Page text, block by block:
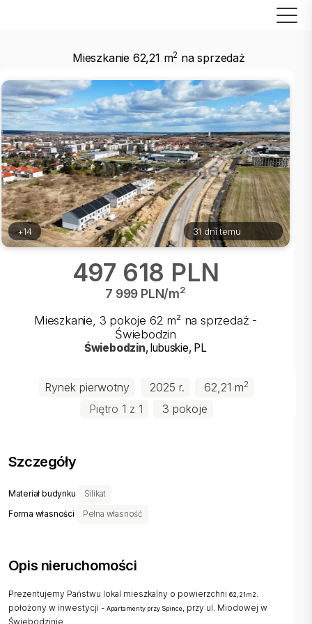
Mieszkanie 62,21 m2 na sprzedaż
+14 31 dni temu
497 618 PLN
7 999 PLN/m2
Mieszkanie, 3 pokoje 62 m² na sprzedaż -
Świebodzin
Świebodzin, lubuskie, PL
Rynek pierwotny 2025 r. 62,21 m2
Piętro 1 z 1 3 pokoje
Szczegóły
Materiał budynku Silikat
Forma własności Pełna własność
Opis nieruchomości
Prezentujemy Państwu lokal mieszkalny o powierzchni 62,21m2 .
położony w inwestycji - Apartamenty przy Spince , przy ul. Miodowej w
Świebodzinie.